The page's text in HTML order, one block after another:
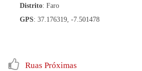
Distrito: Faro
GPS: 37.176319, -7.501478
Ruas Próximas